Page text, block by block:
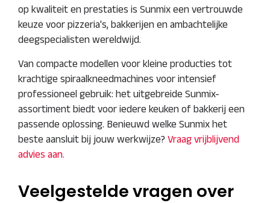
op kwaliteit en prestaties is Sunmix een vertrouwde
keuze voor pizzeria's, bakkerijen en ambachtelijke
deegspecialisten wereldwijd.
Van compacte modellen voor kleine producties tot
krachtige spiraalkneedmachines voor intensief
professioneel gebruik: het uitgebreide Sunmix-
assortiment biedt voor iedere keuken of bakkerij een
passende oplossing. Benieuwd welke Sunmix het
beste aansluit bij jouw werkwijze? Vraag vrijblijvend
advies aan.
Veelgestelde vragen over